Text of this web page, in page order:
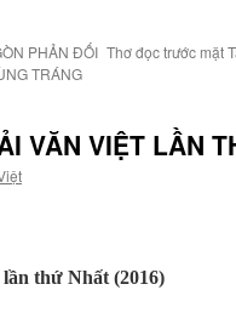
PHẢN ĐỐI
TRÁNG
Thơ đọc trước mặt
VĂN VIỆT LẦN
thứ Nhất (2016)